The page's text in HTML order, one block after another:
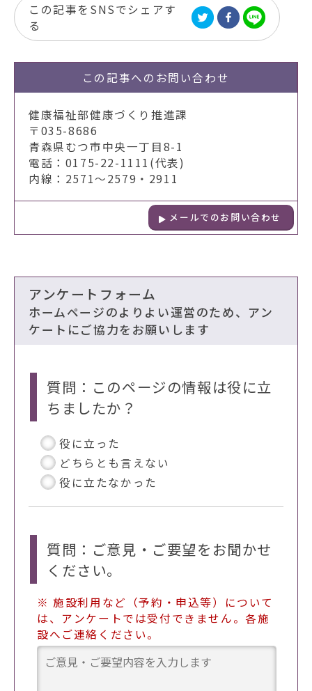
この記事をSNSでシェアす
る
この記事への お問い合わせ
健康福祉部健康づくり推進課
〒035-8686
青森県むつ市中央一丁目8-1
電話：0175-22-1111(代表)
内線：2571～2579・2911
メールでのお問い合わせ
アンケートフォーム
ホームページのよりよい運営のため、アン
ケートにご協力をお願いします
質問：このページの情報は役に立
ちましたか？
役に立った
どちらとも言えない
役に立たなかった
質問：ご意見・ご要望をお聞かせ
ください。
※ 施設利用など（予約・申込等）について
は、アンケートでは受付できません。各施
設へご連絡ください。